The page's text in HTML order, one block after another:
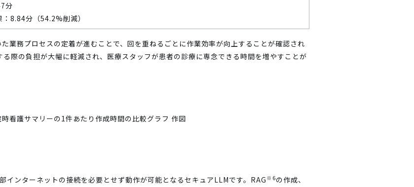
分
：8.84分（54.2%削減）
業務プロセスの定着が進むことで、回を重ねるごとに作業効率が向上することが確認され
際の負担が大幅に軽減され、医療スタッフが患者の診療に専念できる時間を増やすことが
インターネットの接続を必要とせず動作が可能となるセキュアLLMです。RAG ※6の作成、